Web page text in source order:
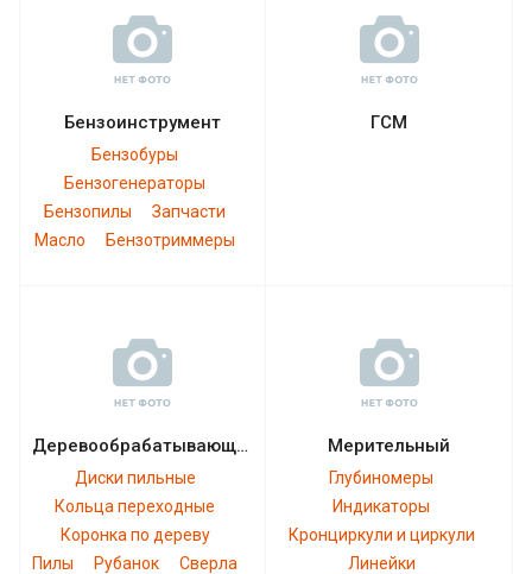
Бензоинструмент
Бензобуры
Бензогенераторы
Бензопилы
Запчасти
Масло
Бензотриммеры
ГСМ
Деревообрабатывающий
Диски пильные
Кольца переходные
Коронка по дереву
Пилы
Рубанок
Сверла
Мерительный
Глубиномеры
Индикаторы
Кронциркули и циркули
Линейки